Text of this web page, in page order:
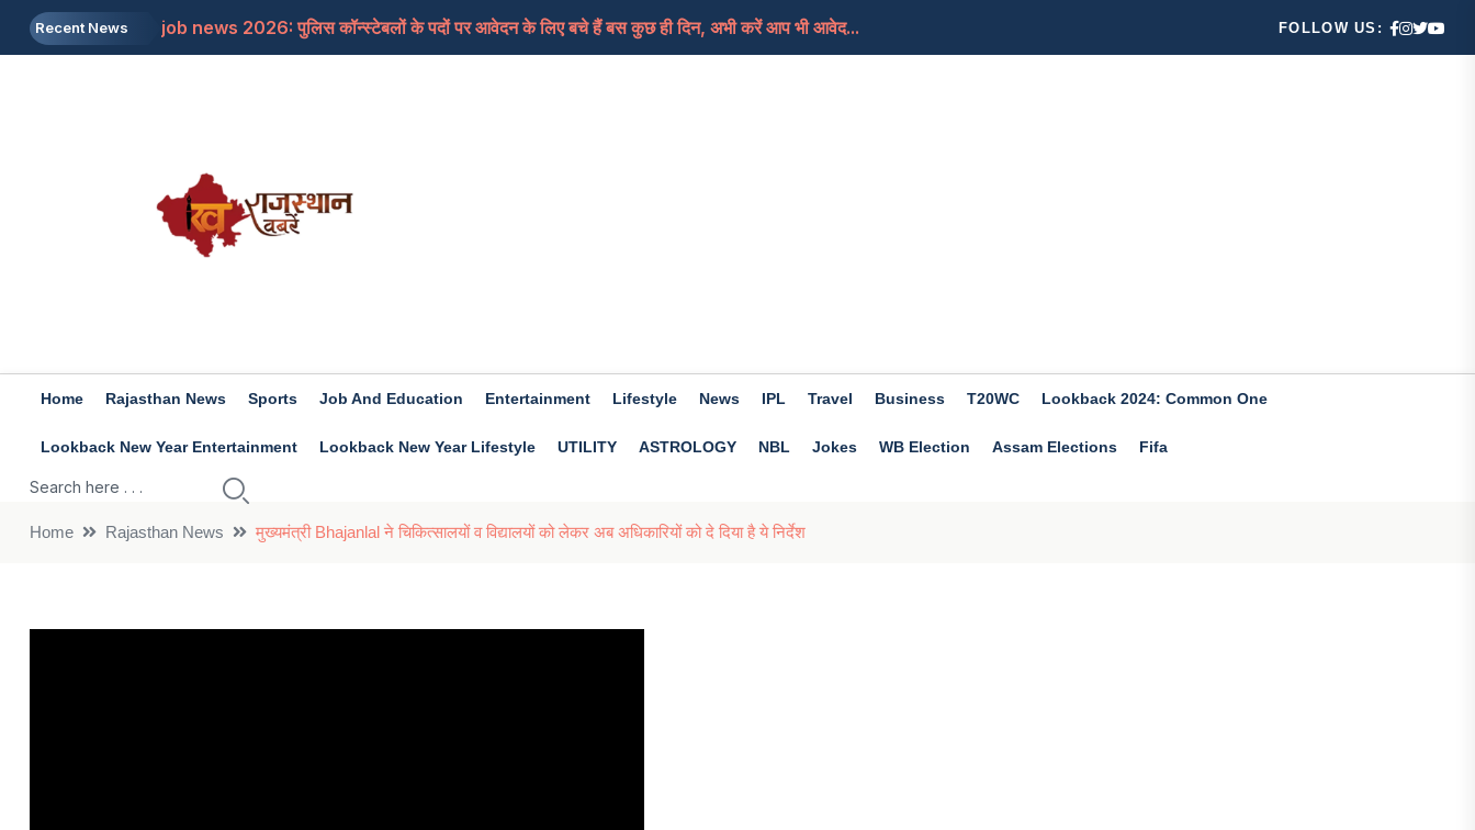
Recent News
job news 2026: पुलिस कॉन्स्टेबलों के पदों पर आवेदन के लिए बचे हैं बस कुछ ही दिन, अभी करें आप भी आवेद...
Rashifal 7 aug 2026: इन राशियों के जातकों के लिए मिला जुला होगा दिन, मिलेगी आपको सफलता, जाने क्या कह...
FOLLOW US:
Home Rajasthan News Sports Job And Education Entertainment Lifestyle News IPL Travel Business T20WC Lookback 2024: Common One
Lookback New Year Entertainment Lookback New Year Lifestyle UTILITY ASTROLOGY NBL Jokes WB Election Assam Elections Fifa
Home Rajasthan News मुख्यमंत्री Bhajanlal ने चिकित्सालयों व विद्यालयों को लेकर अब अधिकारियों को दे दिया है ये निर्देश